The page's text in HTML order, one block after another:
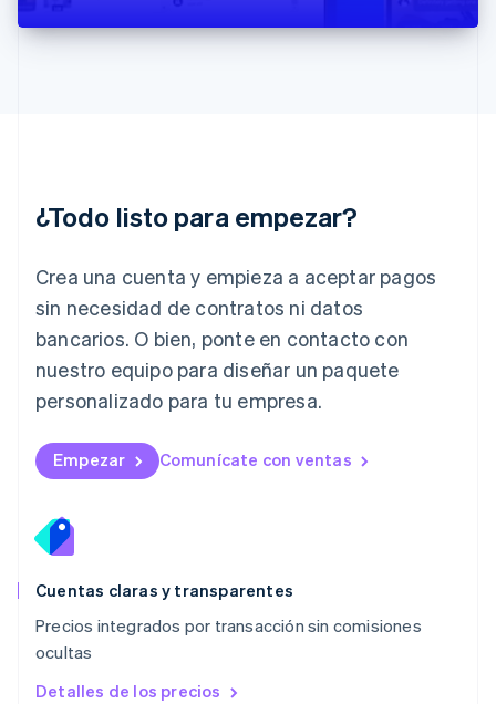
¿Todo listo para empezar?
Crea una cuenta y empieza a aceptar pagos
sin necesidad de contratos ni datos
bancarios. O bien, ponte en contacto con
nuestro equipo para diseñar un paquete
personalizado para tu empresa.
Empezar Comunícate con ventas
Cuentas claras y transparentes
Precios integrados por transacción sin comisiones
ocultas
Detalles de los precios
India
Letonia
English
Deutsch English
Lituania
English
Luxemburgo
FrançaisDeutsch English
English 简体中文
English
México
Noruega
English
English
NederlandsEnglish
Polonia
English